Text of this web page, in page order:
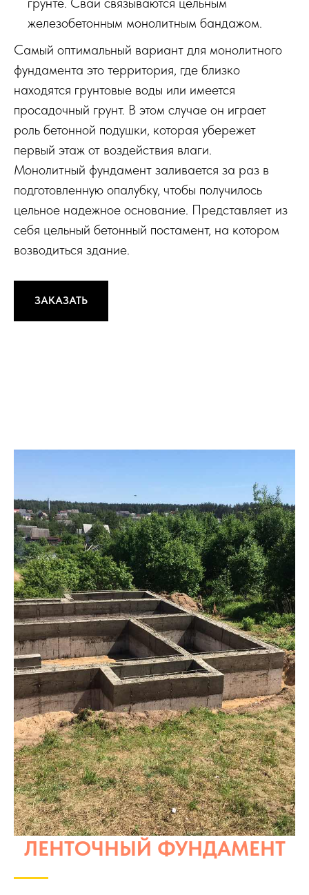
железобетонным монолитным бандажом.
Самый оптимальный вариант для монолитного
фундамента это территория, где близко
находятся грунтовые воды или имеется
просадочный грунт. В этом случае он играет
роль бетонной подушки, которая убережет
первый этаж от воздействия влаги.
Монолитный фундамент заливается за раз в
подготовленную опалубку, чтобы получилось
цельное надежное основание. Представляет из
себя цельный бетонный постамент, на котором
возводиться здание.
ЗАКАЗАТЬ
ЛЕНТОЧНЫЙ ФУНДАМЕНТ